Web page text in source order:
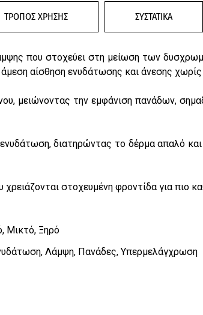
ΤΡΟΠΟΣ ΧΡΗΣΗΣ ΣΥΣΤΑΤΙΚΑ
που στοχεύει στη μείωση των
αίσθηση ενυδάτωσης και άνεσης χωρίς
μειώνοντας την εμφάνιση πανάδων,
διατηρώντας το δέρμα απαλό
χρειάζονται στοχευμένη φροντίδα για πιο
Μικτό, Ξηρό
Λάμψη, Πανάδες, Υπερμελάγχρωση